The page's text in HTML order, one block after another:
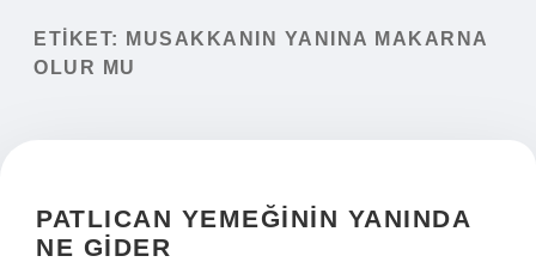
Yasal Uyarı
ETIKET:
MUSAKKANIN YANINA MAKARNA
OLUR MU
PATLICAN YEMEĞININ YANINDA
NE GIDER